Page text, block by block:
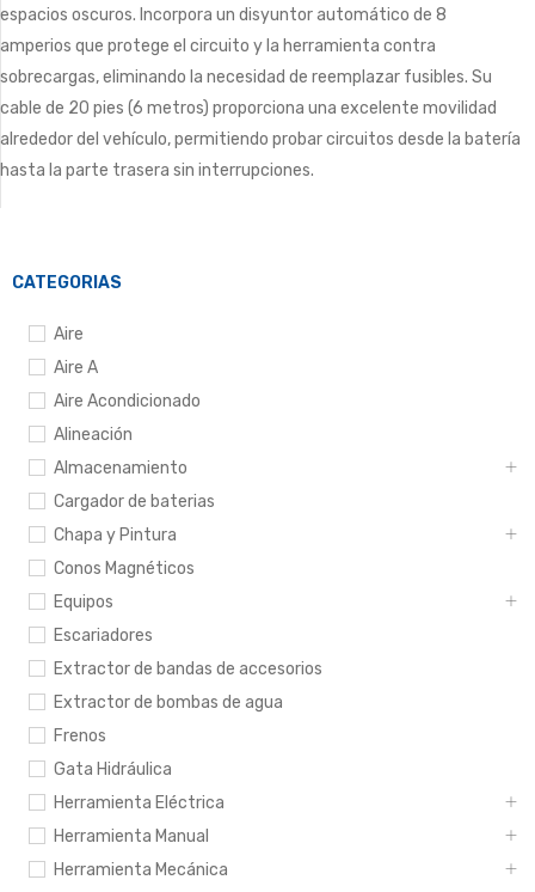
CATEGORIAS
Aire
Aire A
Aire Acondicionado
Alineación
Almacenamiento
Cargador de baterias
Chapa y Pintura
Conos Magnéticos
Equipos
Escariadores
Extractor de bandas de accesorios
Extractor de bombas de agua
Frenos
Gata Hidráulica
Herramienta Eléctrica
Herramienta Manual
Herramienta Mecánica
espacios oscuros. Incorpora un disyuntor automático de 8
amperios que protege el circuito y la herramienta contra
sobrecargas, eliminando la necesidad de reemplazar fusibles. Su
cable de 20 pies (6 metros) proporciona una excelente movilidad
alrededor del vehículo, permitiendo probar circuitos desde la batería
hasta la parte trasera sin interrupciones.